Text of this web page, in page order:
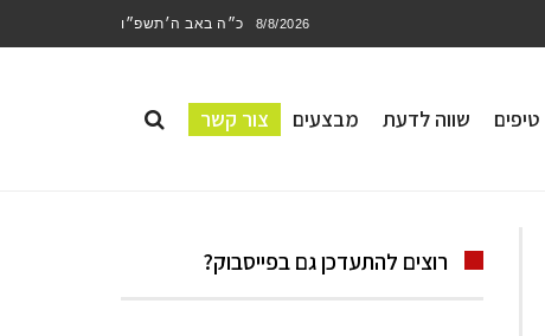
8/8/2026 כ״ה באב ה׳תשפ״ו
טיפים שווה לדעת מבצעים צור קשר
רוצים להתעדכן גם בפייסבוק?